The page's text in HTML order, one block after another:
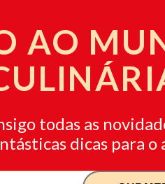
AO
todas as
dicas para o